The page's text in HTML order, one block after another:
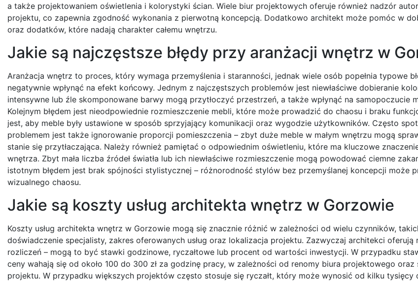
a także projektowaniem oświetlenia i kolorystyki ścian. Wiele biur projektowych oferuje również nadzór
projektu, co zapewnia zgodność wykonania z pierwotną koncepcją. Dodatkowo architekt może pomóc w
oraz dodatków, które nadają charakter całemu wnętrzu.
Jakie są najczęstsze błędy przy aranżacji wnętrz w
Aranżacja wnętrz to proces, który wymaga przemyślenia i staranności, jednak wiele osób popełnia typowe
negatywnie wpłynąć na efekt końcowy. Jednym z najczęstszych problemów jest niewłaściwe dobieranie
intensywne lub źle skomponowane barwy mogą przytłoczyć przestrzeń, a także wpłynąć na samopoczucie
Kolejnym błędem jest nieodpowiednie rozmieszczenie mebli, które może prowadzić do chaosu i braku
jest, aby meble były ustawione w sposób sprzyjający komunikacji oraz wygodzie użytkowników. Często
problemem jest także ignorowanie proporcji pomieszczenia – zbyt duże meble w małym wnętrzu mogą
stanie się przytłaczająca. Należy również pamiętać o odpowiednim oświetleniu, które ma kluczowe
wnętrza. Zbyt mała liczba źródeł światła lub ich niewłaściwe rozmieszczenie mogą powodować ciemne
istotnym błędem jest brak spójności stylistycznej – różnorodność stylów bez przemyślanej koncepcji może
wizualnego chaosu.
Jakie są koszty usług architekta wnętrz w Gorzowie
Koszty usług architekta wnętrz w Gorzowie mogą się znacznie różnić w zależności od wielu czynników,
doświadczenie specjalisty, zakres oferowanych usług oraz lokalizacja projektu. Zazwyczaj architekci oferują
rozliczeń – mogą to być stawki godzinowe, ryczałtowe lub procent od wartości inwestycji. W przypadku
ceny wahają się od około 100 do 300 zł za godzinę pracy, w zależności od renomy biura projektowego oraz
projektu. W przypadku większych projektów często stosuje się ryczałt, który może wynosić od kilku tysięcy